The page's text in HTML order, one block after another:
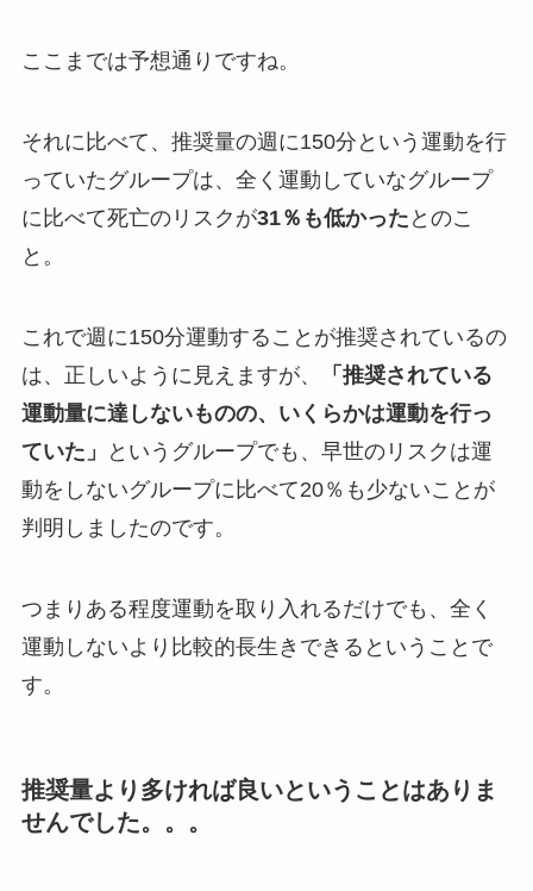
ここまでは予想通りですね。
それに比べて、推奨量の週に150分という運動を行
っていたグループは、全く運動していなグループ
に比べて死亡のリスクが31％も低かった とのこ
と。
これで週に150分運動することが推奨されているの
は、正しいように見えますが、
「推奨されている
運動量に達しないものの、いくらかは運動を行っ
ていた」
というグループでも、早世のリスクは運
動をしないグループに比べて20％も少ないことが
判明しましたのです。
つまりある程度運動を取り入れるだけでも、全く
運動しないより比較的長生きできるということで
す。
推奨量より多ければ良いということはありま
せんでした。。。